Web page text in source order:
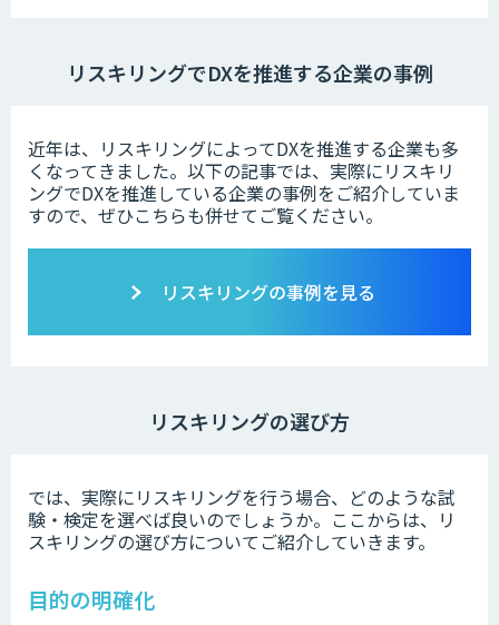
リスキリングでDXを推進する企業の事例
近年は、リスキリングによってDXを推進する企業も多
くなってきました。以下の記事では、実際にリスキリ
ングでDXを推進している企業の事例をご紹介していま
すので、ぜひこちらも併せてご覧ください。
リスキリングの事例を見る
リスキリングの選び方
では、実際にリスキリングを行う場合、どのような試
験・検定を選べば良いのでしょうか。ここからは、リ
スキリングの選び方についてご紹介していきます。
目的の明確化